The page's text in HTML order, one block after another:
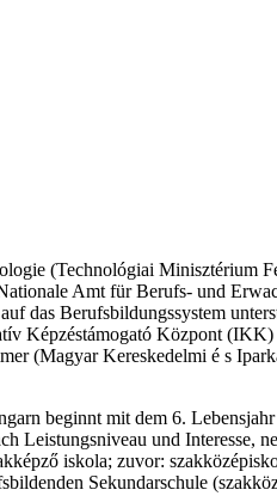
(Technológiai Minisztérium
Amt für Berufs- und
das Berufsbildungssystem
Képzéstámogató Központ (IKK)
(Magyar Kereskedelmi é s
beginnt mit dem 6.
Leistungsniveau und Interesse,
iskola; zuvor:
Sekundarschule